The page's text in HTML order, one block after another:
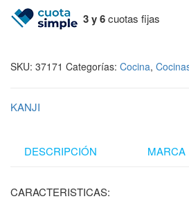
3 y 6cuotas fijas
SKU: 37171 Categorías: Cocina,
KANJI
DESCRIPCIÓN MARCA
CARACTERISTICAS: